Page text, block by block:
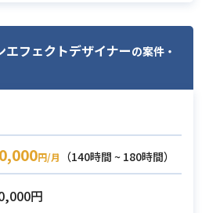
、3ds Max、Softimageなど
したリグ制作の実務経験
などを使用したスクリプト
エフェクトデザイナーの案件・
円/月
（140時間 ~ 180時間）
円